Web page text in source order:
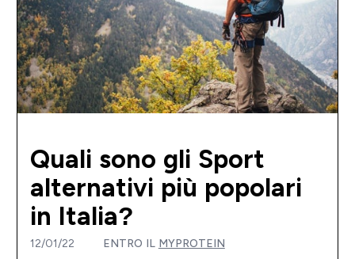
Quali sono gli Sport
alternativi più popolari
in Italia?
12/01/22 ENTRO IL MYPROTEIN